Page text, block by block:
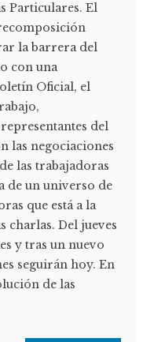
Particulares. El
la barrera del
con una
Oficial, el
del
las negociaciones
las trabajadoras
de un universo de
que está a la
charlas. Del jueves
y tras un nuevo
seguirán hoy. En
de las